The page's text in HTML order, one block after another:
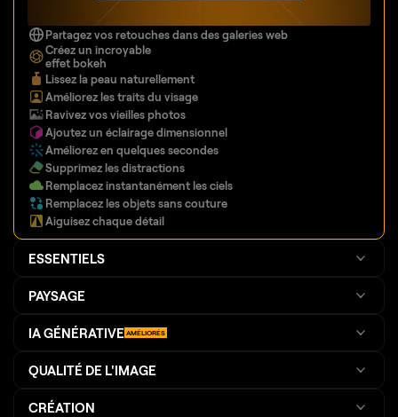
Partagez vos retouches dans des galeries web
Créez un incroyable
effet bokeh
Lissez la peau naturellement
Améliorez les traits du visage
Ravivez vos vieilles photos
Ajoutez un éclairage dimensionnel
Améliorez en quelques secondes
Supprimez les distractions
Remplacez instantanément les ciels
Remplacez les objets sans couture
Aiguisez chaque détail
ESSENTIELS
PAYSAGE
IA GÉNÉRATIVE AMÉLIORÉS
QUALITÉ DE L'IMAGE
CRÉATION